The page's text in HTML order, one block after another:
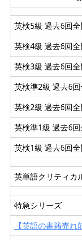
英検5級 過去6回
英検4級 過去6回
英検3級 過去6回
英検準2級 過去6
英検2級 過去6回
英検準1級 過去6
英検1級 過去6回
英単語クリティカ
特急シリーズ
【英語の書籍売れ